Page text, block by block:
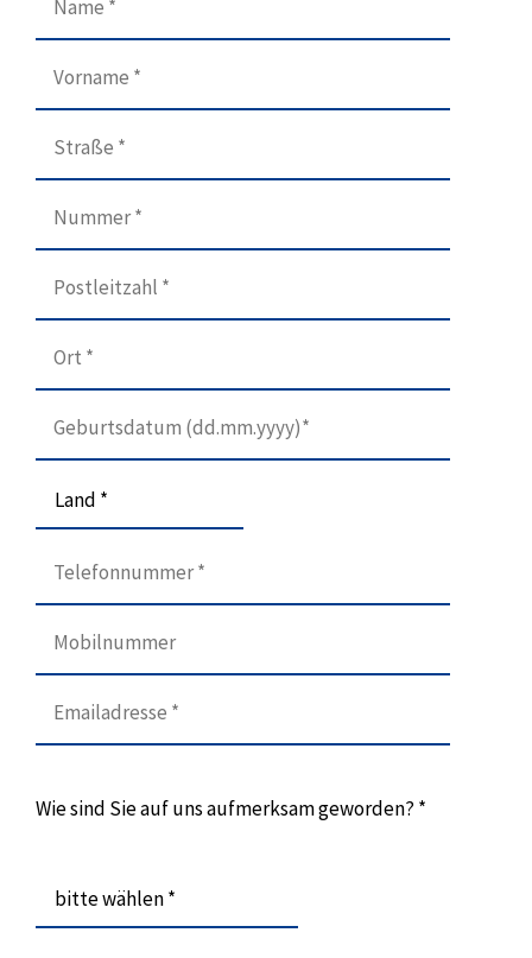
Land *
Wie sind Sie auf uns aufmerksam geworden? *
bitte wählen *